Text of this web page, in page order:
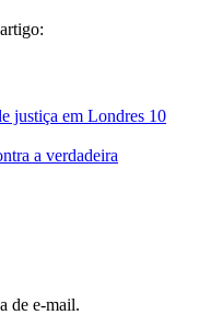
justiça em Londres 10
a verdadeira
de e-mail.